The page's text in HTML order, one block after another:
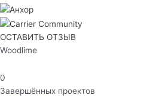
ОСТАВИТЬ ОТЗЫВ
Woodlime
0
Завершённых проектов